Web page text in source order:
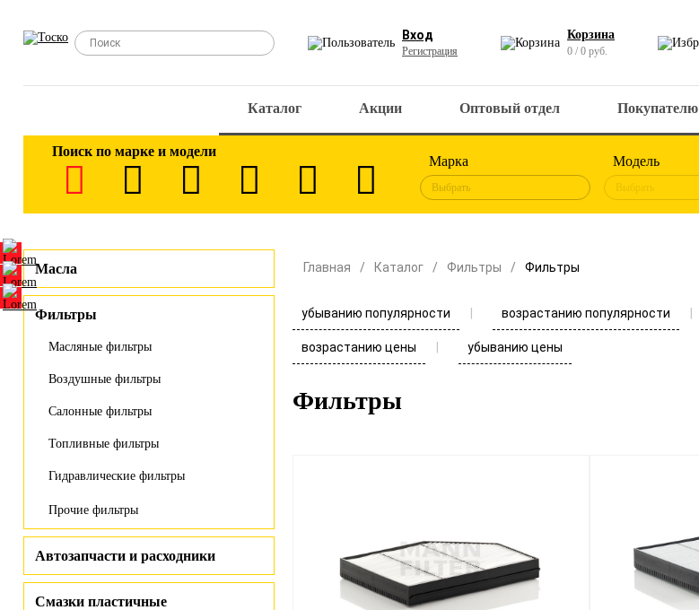
Вход
Регистрация
Корзина
0 / 0 руб.
Каталог Акции Оптовый отдел Покупателю
Поиск по марке и модели
Марка
Выбрать
Модель
Выбрать
Масла
Фильтры
Масляные фильтры
Воздушные фильтры
Салонные фильтры
Топливные фильтры
Гидравлические фильтры
Прочие фильтры
Автозапчасти и расходники
Смазки пластичные
Главная Каталог Фильтры Фильтры
убыванию популярности возрастанию популярности
возрастанию цены убыванию цены
Фильтры